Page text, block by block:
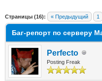
Страницы (16): « Предыдущий 1
Баг-репорт по серверу
Perfecto
Posting Freak